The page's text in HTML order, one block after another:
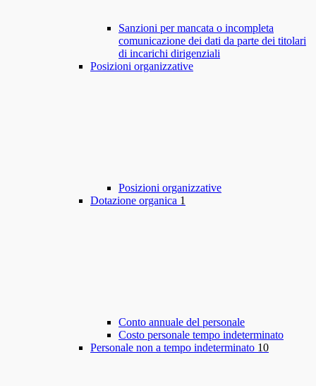
Sanzioni per mancata o incompleta
comunicazione dei dati da parte dei titolari
di incarichi dirigenziali
Posizioni organizzative
Posizioni organizzative
Dotazione organica 1
Conto annuale del personale
Costo personale tempo indeterminato
Personale non a tempo indeterminato 10